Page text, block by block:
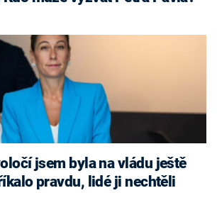
jsem byla na vládu ještě
pravdu, lidé ji nechtěli